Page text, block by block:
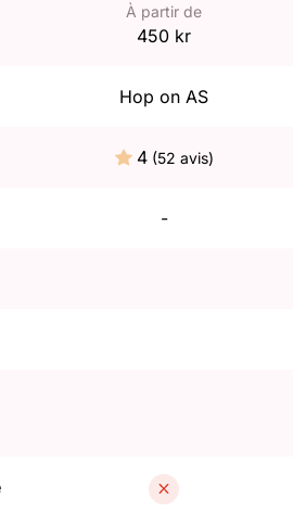
À partir de
450 kr
Hop on AS
4 (52 avis)
-